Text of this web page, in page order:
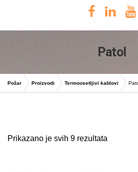
Patol
Požar Proizvodi Termoosetljivi kablovi
Prikazano je svih 9 rezultata